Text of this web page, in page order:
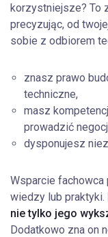
korzystniejsze? To
precyzując, od
sobie z odbiorem
znasz prawo
techniczne,
masz
prowadzić
dysponujesz
Wsparcie
wiedzy lub praktyki.
nie tylko jego
Dodatkowo zna on